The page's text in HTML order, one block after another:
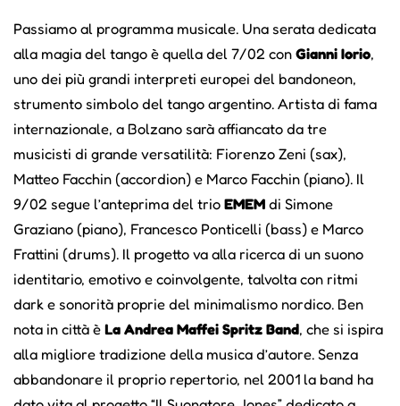
Passiamo al programma musicale. Una serata dedicata
alla magia del tango è quella del 7/02 con Gianni Iorio,
uno dei più grandi interpreti europei del bandoneon,
strumento simbolo del tango argentino. Artista di fama
internazionale, a Bolzano sarà affiancato da tre
musicisti di grande versatilità: Fiorenzo Zeni (sax),
Matteo Facchin (accordion) e Marco Facchin (piano). Il
9/02 segue l’anteprima del trio EMEM di Simone
Graziano (piano), Francesco Ponticelli (bass) e Marco
Frattini (drums). Il progetto va alla ricerca di un suono
identitario, emotivo e coinvolgente, talvolta con ritmi
dark e sonorità proprie del minimalismo nordico. Ben
nota in città è La Andrea Maffei Spritz Band, che si ispira
alla migliore tradizione della musica d’autore. Senza
abbandonare il proprio repertorio, nel 2001 la band ha